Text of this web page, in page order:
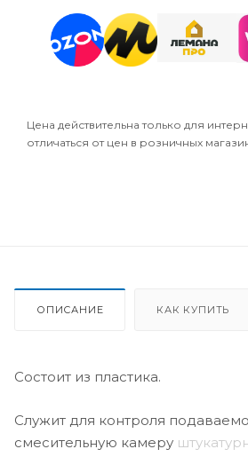
Цена действительна только для
отличаться от цен в розничных
ОПИСАНИЕ КАК КУПИТЬ
Состоит из пластика.
Служит для контроля
смесительную камеру